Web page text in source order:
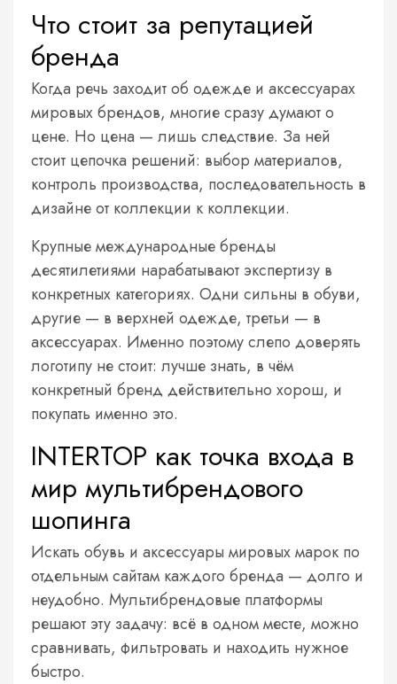
Что стоит за репутацией
бренда
Когда речь заходит об одежде и аксессуарах
мировых брендов, многие сразу думают о
цене. Но цена — лишь следствие. За ней
стоит цепочка решений: выбор материалов,
контроль производства, последовательность в
дизайне от коллекции к коллекции.
Крупные международные бренды
десятилетиями нарабатывают экспертизу в
конкретных категориях. Одни сильны в обуви,
другие — в верхней одежде, третьи — в
аксессуарах. Именно поэтому слепо доверять
логотипу не стоит: лучше знать, в чём
конкретный бренд действительно хорош, и
покупать именно это.
INTERTOP как точка входа в
мир мультибрендового
шопинга
Искать обувь и аксессуары мировых марок по
отдельным сайтам каждого бренда — долго и
неудобно. Мультибрендовые платформы
решают эту задачу: всё в одном месте, можно
сравнивать, фильтровать и находить нужное
быстро.